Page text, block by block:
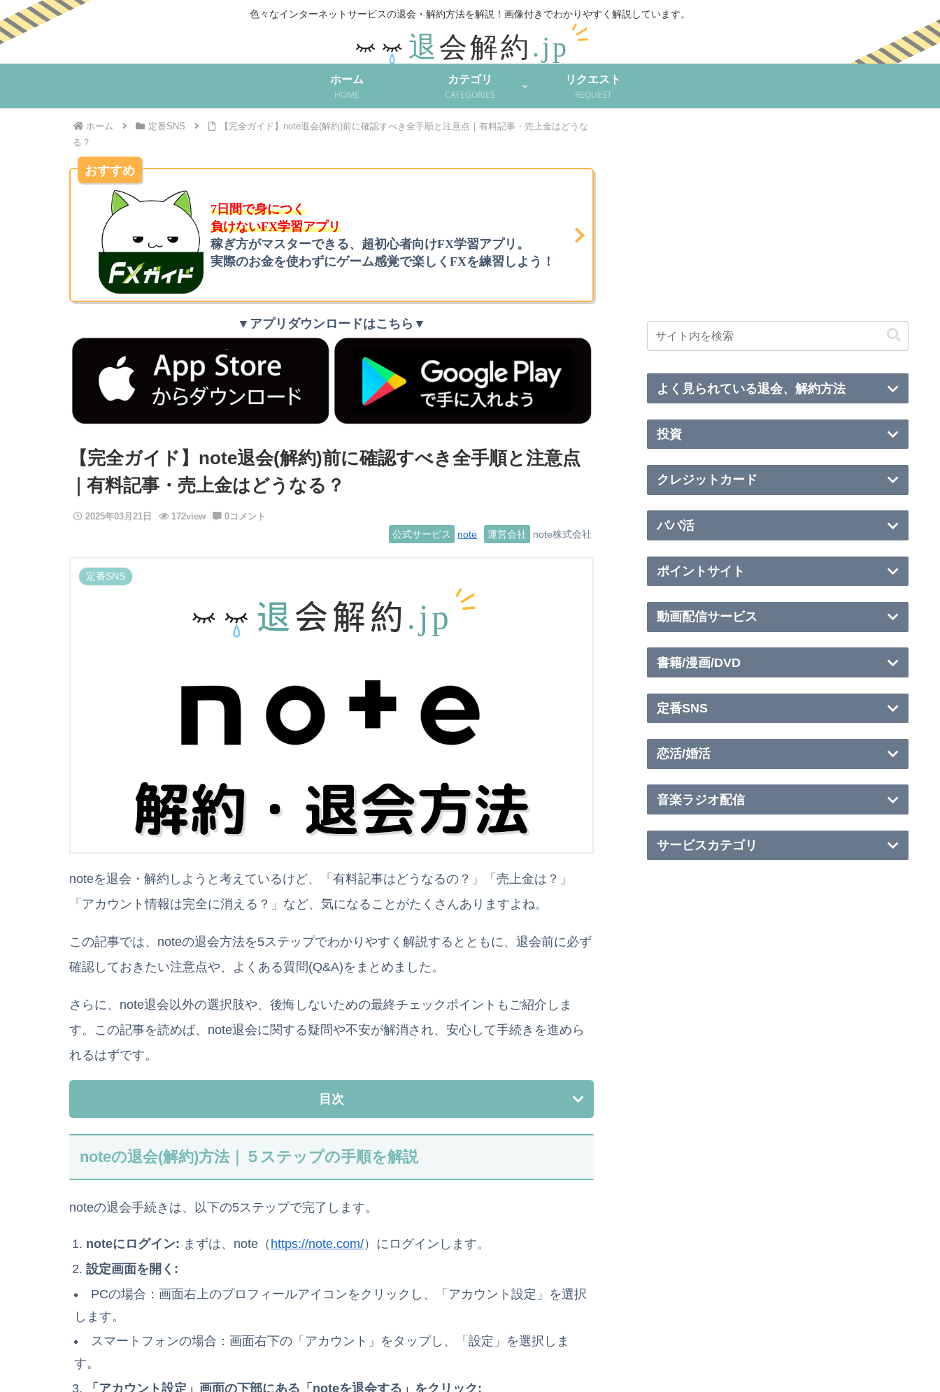
色々なインターネットサービスの退会・解約方法を解説！
ホーム
HOME
カテゴリ
CATEGORIES
リクエスト
REQUEST
ホーム 定番SNS
【完全ガイド】note退会(解約)前に確認すべき全手順と注意点｜有料記事・売上金はどうな
る？
おすすめ
7日間で身につく
負けないFX学習アプリ
稼ぎ方がマスターできる、超初心者向けFX学習アプリ。
実際のお金を使わずにゲーム感覚で楽しくFXを練習しよう！
▼アプリダウンロードはこちら▼
【完全ガイド】note退会(解約)前に確認すべき全手順と注意点
｜有料記事・売上金はどうなる？
2025年03月21日 172view 0コメント
公式サービス note 運営会社 note株式会社
定番SNS
noteを退会・解約しようと考えているけど、「有料記事はどうなるの？」「売上金は？」
「アカウント情報は完全に消える？」など、気になることがたくさんありますよね。
この記事では、noteの退会方法を5ステップでわかりやすく解説するとともに、退会前に必ず
確認しておきたい注意点や、よくある質問(Q&A)をまとめました。
さらに、note退会以外の選択肢や、後悔しないための最終チェックポイントもご紹介しま
す。この記事を読めば、note退会に関する疑問や不安が解消され、安心して手続きを進めら
れるはずです。
目次
noteの退会(解約)方法｜５ステップの手順を解説
noteの退会手続きは、以下の5ステップで完了します。
noteにログイン: まずは、note（ https://note.com/）にログインします。
設定画面を開く:
PCの場合：画面右上のプロフィールアイコンをクリックし、「アカウント設定」を選択
します。
スマートフォンの場合：画面右下の「アカウント」をタップし、「設定」を選択しま
す。
「アカウント設定」画面の下部にある「noteを退会する」をクリック:
よく見られている退会、解約方法
投資
クレジットカード
パパ活
ポイントサイト
動画配信サービス
書籍/漫画/DVD
定番SNS
恋活/婚活
音楽ラジオ配信
サービスカテゴリ